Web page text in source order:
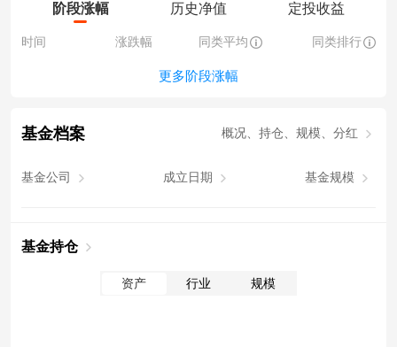
阶段涨幅 历史净值 定投收益
时间 涨跌幅 同类平均 同类排行
更多阶段涨幅
基金档案 概况、持仓、规模、分红
基金公司 成立日期 基金规模
基金持仓
资产 行业 规模